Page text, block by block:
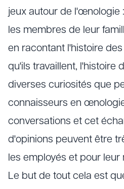
jeux autour de l'œnologie
les membres de leur
en racontant l'histoire
qu'ils travaillent, l'histoire
diverses curiosités que
connaisseurs en
conversations et cet
d'opinions peuvent être
les employés et pour leur
Le but de tout cela est